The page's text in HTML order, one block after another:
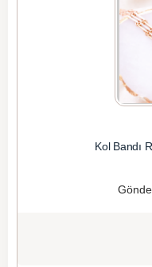
Kol Bandı